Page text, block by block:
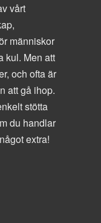
vårt
människor
kul. Men att
och ofta är
att gå ihop.
stötta
du handlar
extra!